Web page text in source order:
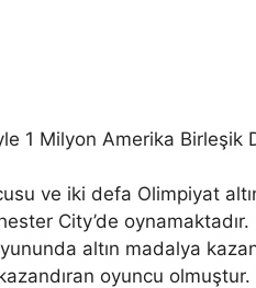
1 Milyon Amerika Birleşik
ve iki defa Olimpiyat
City’de
altın madalya
oyuncu olmuştur.